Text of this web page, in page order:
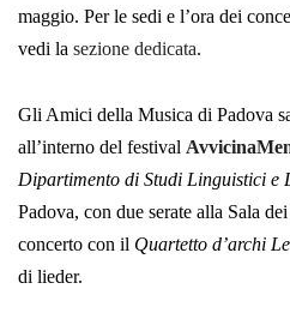
maggio. Per le sedi e l’ora dei
vedi la sezione dedicata.
Gli Amici della Musica di Padova
all’interno del festival
Dipartimento di Studi Linguistici e
Padova, con due serate alla Sala
concerto con il Quartetto d’archi
di lieder.